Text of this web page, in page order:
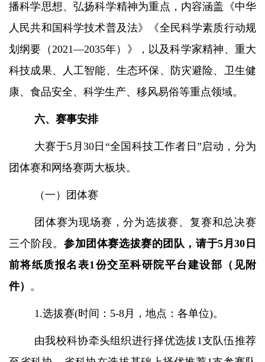
播科学思想、弘扬科学精神为重点，内容涵盖《中华
人民共和国科学技术普及法》《全民科学素质行动规
划纲要（2021—2035年）》，以及科学家精神、重大
科技成果、人工智能、生态环保、防灾避险、卫生健
康、食品安全、科学生产、移风易俗等重点领域。
六、赛事安排
大赛于5月30日“全国科技工作者日”启动，分为
团体赛和网络赛两大板块。
（一）团体赛
团体赛为现场赛，分为选拔赛、复赛和总决赛
三个阶段。 参加团体赛选拔赛的团队，请于5月30日
前将纸质报名表1份交至科研院平台建设部（见附
件） 。
1.选拔赛(时间：5-8月，地点：各单位)。
由我校科协牵头组织进行择优选拔1支队伍推荐